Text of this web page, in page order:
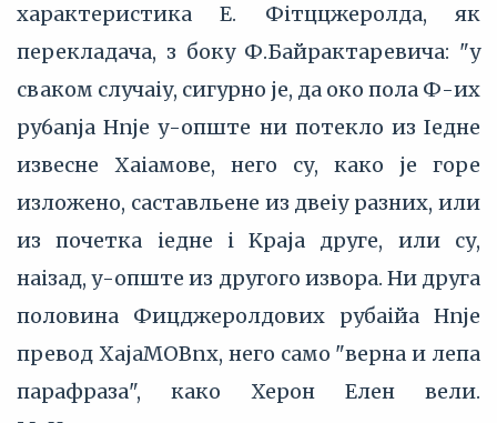
характеристика Е. Фітццжеролда, як
перекладача, з боку Ф.Байрактаревича: "у
сваком случаіу, сигурно je, да око пола Ф-их
py6anja Hnje у-опште ни потекло из Іедне
извесне Хаіамове, него су, како je горе
изложено, саставльене из двеіу разних, или
из почетка іедне і Kpaja друге, или су,
наізад, у-опште из другого извора. Ни друга
половина Фицджеролдових рубаійа Hnje
превод XajaMOBnx, него само "верна и лепа
парафраза", како Херон Елен вели.